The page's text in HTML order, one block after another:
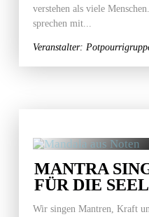
verstehen als viele
sprechen mit...
Veranstalter:
MANTRA
FÜR DIE
Wir singen Mantren, Kraft